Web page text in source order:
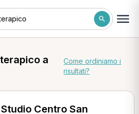
a
Come ordiniamo i
risultati?
Studio Centro San